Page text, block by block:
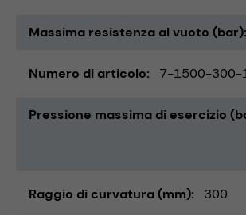
Massima resistenza al vuoto (bar)
Numero di articolo 7-1500-300-
Pressione massima di esercizio
Raggio di curvatura (mm) 300